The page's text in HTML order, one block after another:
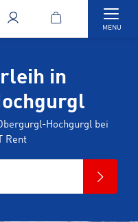
MENU
in
Hochgurgl bei
Rent